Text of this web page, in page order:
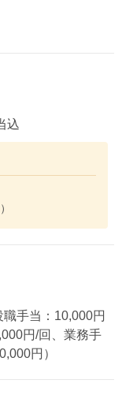
込
手当：10,000円
円/回、業務手
円）